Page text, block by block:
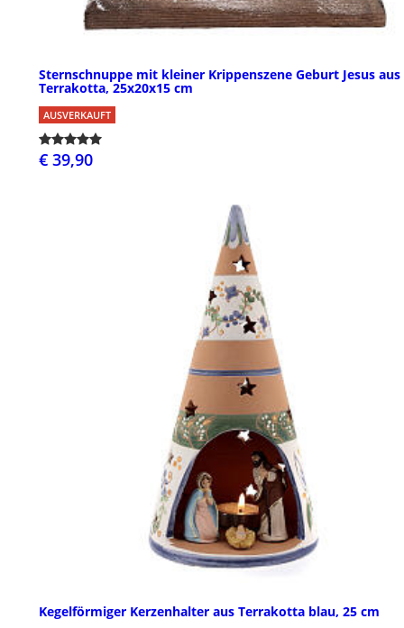
Sternschnuppe mit kleiner Krippenszene Geburt Jesus aus
Terrakotta, 25x20x15 cm
AUSVERKAUFT
€ 39,90
Kegelförmiger Kerzenhalter aus Terrakotta blau, 25 cm